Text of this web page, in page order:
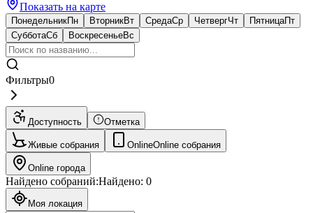
Показать на карте
ПонедельникПн ВторникВт СредаСр ЧетвергЧт ПятницаПт
СубботаСб ВоскресеньеВс
Фильтры0
Доступность Отметка
Живые собрания OnlineOnline собрания
Online города
Найдено собраний:Найдено: 0
Моя локация